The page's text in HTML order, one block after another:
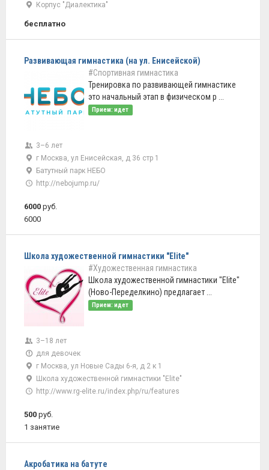
Корпус "Диалектика"
бесплатно
Развивающая гимнастика (на ул. Енисейской)
#Спортивная гимнастика
Тренировка по развивающей гимнастике
это начальный этап в физическом р ...
Прием: идет
3–6 лет
г Москва, ул Енисейская, д 36 стр 1
Батутный парк НЕБО
http://nebojump.ru/
6000 руб.
6000
Школа художественной гимнастики "Elite"
#Художественная гимнастика
Школа художественной гимнастики "Elite"
(Ново-Переделкино) предлагает ...
Прием: идет
3–18 лет
для девочек
г Москва, ул Новые Сады 6-я, д 2 к 1
Школа художественной гимнастики "Elite"
http://www.rg-elite.ru/index.php/ru/features
500 руб.
1 занятие
Акробатика на батуте